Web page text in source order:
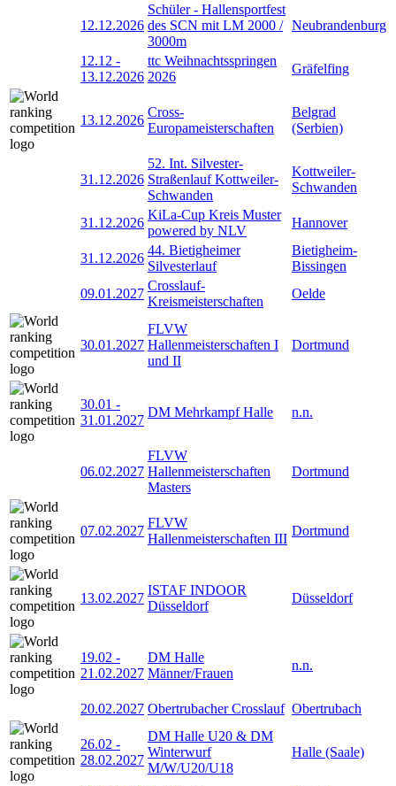
12.12.2026
Schüler - Hallensportfest
des SCN mit LM 2000 /
3000m
Neubrandenburg
12.12 -
13.12.2026
ttc Weihnachtsspringen
2026
Gräfelfing
13.12.2026
Cross-
Europameisterschaften
Belgrad
(Serbien)
31.12.2026
52. Int. Silvester-
Straßenlauf Kottweiler-
Schwanden
Kottweiler-
Schwanden
31.12.2026
KiLa-Cup Kreis Muster
powered by NLV
Hannover
31.12.2026
44. Bietigheimer
Silvesterlauf
Bietigheim-
Bissingen
09.01.2027
Crosslauf-
Kreismeisterschaften
Oelde
30.01.2027
FLVW
Hallenmeisterschaften I
und II
Dortmund
30.01 -
31.01.2027
DM Mehrkampf Halle n.n.
06.02.2027
FLVW
Hallenmeisterschaften
Masters
Dortmund
07.02.2027
FLVW
Hallenmeisterschaften III
Dortmund
13.02.2027
ISTAF INDOOR
Düsseldorf
Düsseldorf
19.02 -
21.02.2027
DM Halle
Männer/Frauen
n.n.
20.02.2027 Obertrubacher Crosslauf Obertrubach
26.02 -
28.02.2027
DM Halle U20 & DM
Winterwurf
M/W/U20/U18
Halle (Saale)